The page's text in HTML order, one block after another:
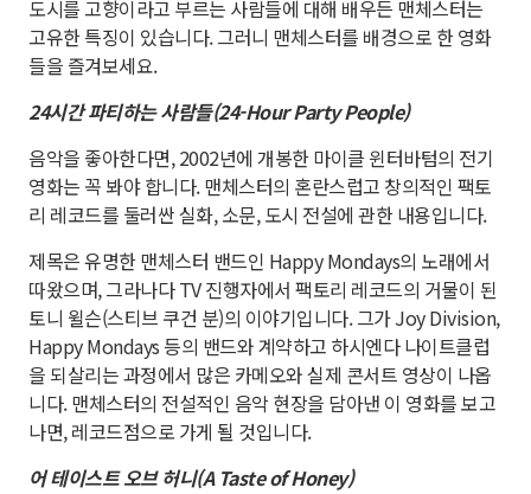
도시를 고향이라고 부르는 사람들에 대해 배우든 맨체스터는
고유한 특징이 있습니다. 그러니 맨체스터를 배경으로 한 영화
들을 즐겨보세요.
24시간 파티하는 사람들(24-Hour Party People)
음악을 좋아한다면, 2002년에 개봉한 마이클 윈터바텀의 전기
영화는 꼭 봐야 합니다. 맨체스터의 혼란스럽고 창의적인 팩토
리 레코드를 둘러싼 실화, 소문, 도시 전설에 관한 내용입니다.
제목은 유명한 맨체스터 밴드인 Happy Mondays의 노래에서
따왔으며, 그라나다 TV 진행자에서 팩토리 레코드의 거물이 된
토니 윌슨(스티브 쿠건 분)의 이야기입니다. 그가 Joy Division,
Happy Mondays 등의 밴드와 계약하고 하시엔다 나이트클럽
을 되살리는 과정에서 많은 카메오와 실제 콘서트 영상이 나옵
니다. 맨체스터의 전설적인 음악 현장을 담아낸 이 영화를 보고
나면, 레코드점으로 가게 될 것입니다.
어 테이스트 오브 허니(A Taste of Honey)